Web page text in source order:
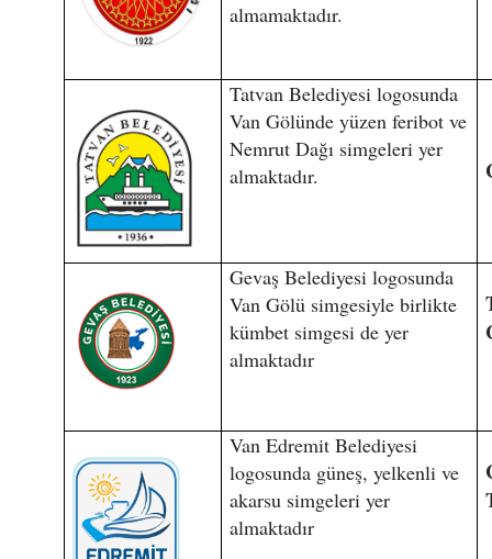
almamaktadır.
Tatvan Belediyesi logosunda
Van Gölünde yüzen feribot ve
Nemrut Dağı simgeleri yer
almaktadır.
Gevaş Belediyesi logosunda
Van Gölü simgesiyle birlikte
kümbet simgesi de yer
almaktadır
Van Edremit Belediyesi
logosunda güneş, yelkenli ve
akarsu simgeleri yer
almaktadır